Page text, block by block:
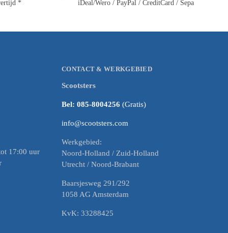
* iDeal/Wero / PayPal / CreditCard / Sepa
17:00 uur
CONTACT & WERKGEBIED
Scootsters
Bel: 085-8004256(Gratis)
info@scootsters.com
Werkgebied:
Noord-Holland / Zuid-Holland
Utrecht / Noord-Brabant
Baarsjesweg 291/292
1058 AG Amsterdam
KvK: 33288425